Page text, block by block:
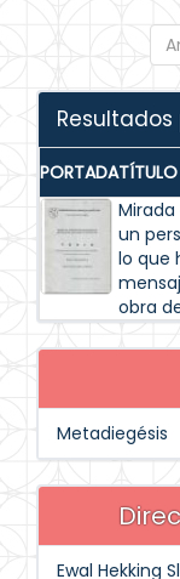
PORTADATÍTULO
un
lo que
obra
Metadiegésis
Ewal Hekking